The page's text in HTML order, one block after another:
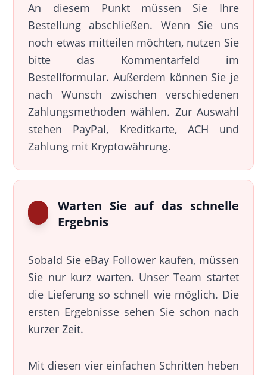
An diesem Punkt müssen Sie Ihre
Bestellung abschließen. Wenn Sie uns
noch etwas mitteilen möchten, nutzen Sie
bitte das Kommentarfeld im
Bestellformular. Außerdem können Sie je
nach Wunsch zwischen verschiedenen
Zahlungsmethoden wählen. Zur Auswahl
stehen PayPal, Kreditkarte, ACH und
Zahlung mit Kryptowährung.
Warten Sie auf das schnelle
Ergebnis
Sobald Sie eBay Follower kaufen, müssen
Sie nur kurz warten. Unser Team startet
die Lieferung so schnell wie möglich. Die
ersten Ergebnisse sehen Sie schon nach
kurzer Zeit.
Mit diesen vier einfachen Schritten heben